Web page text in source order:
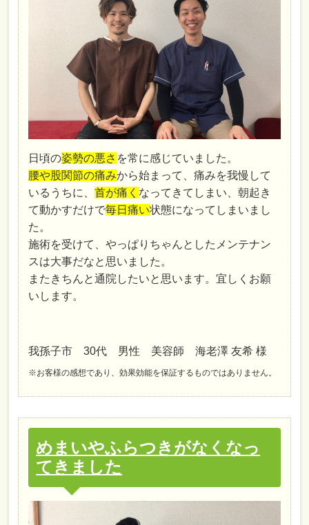
日頃の姿勢の悪さ を常に感じていました。
腰や股関節の痛みから始まって、痛みを我慢して
いるうちに、首が痛く なってきてしまい、朝起き
て動かすだけで毎日痛い状態になってしまいまし
た。
施術を受けて、やっぱりちゃんとしたメンテナン
スは大事だなと思いました。
またきちんと通院したいと思います。宜しくお願
いします。
我孫子市 30代 男性 美容師 海老澤 友希 様
※お客様の感想であり、効果効能を保証するものではありません。
めまいやふらつきがなくなっ
てきました